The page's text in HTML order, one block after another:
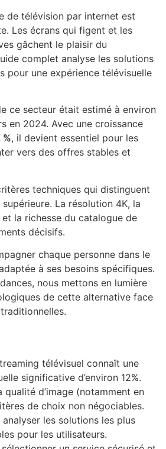
de télévision par internet est
Les écrans qui figent et les
gâchent le plaisir du
complet analyse les solutions
pour une expérience télévisuelle
ce secteur était estimé à environ
en 2024. Avec une croissance
%, il devient essentiel pour les
vers des offres stables et
techniques qui distinguent
La résolution 4K, la
la richesse du catalogue de
décisifs.
chaque personne dans le
à ses besoins spécifiques.
nous mettons en lumière
de cette alternative face
télévisuel connaît une
significative d’environ 12%.
qualité d’image (notamment en
de choix non négociables.
les solutions les plus
pour les utilisateurs.